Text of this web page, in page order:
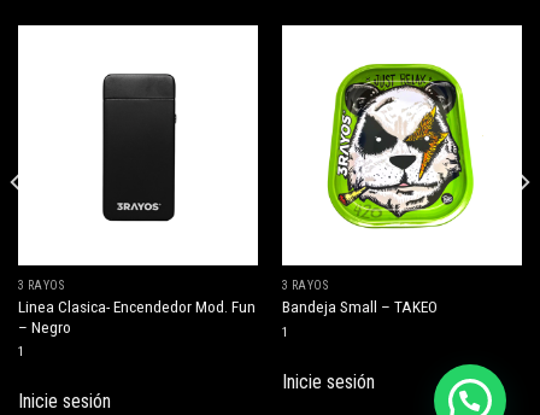
3 RAYOS
Linea Clasica- Encendedor Mod. Fun
– Negro
1
Inicie sesión
3 RAYOS
Bandeja Small – TAKEO
1
Inicie sesión